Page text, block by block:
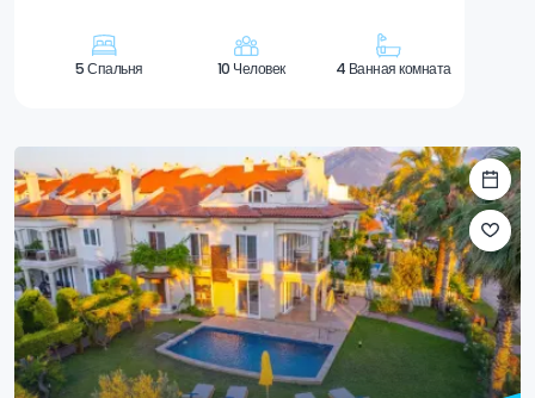
5 Спальня 10 Человек 4 Ванная комната